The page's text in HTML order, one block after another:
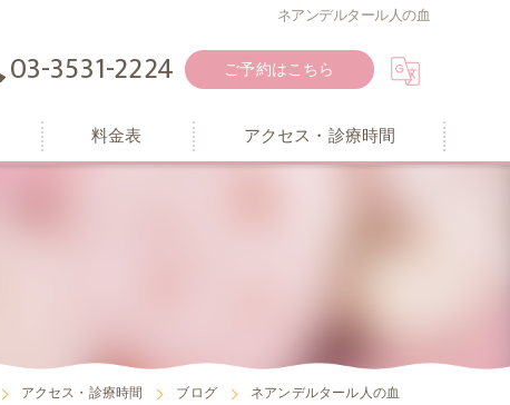
ネアンデルタール人の血
03-3531-2224 ご予約はこちら
料金表 アクセス・診療時間
アクセス・診療時間 ブログ ネアンデルタール人の血